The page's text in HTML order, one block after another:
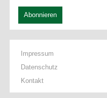
Abonnieren
Impressum
Datenschutz
Kontakt